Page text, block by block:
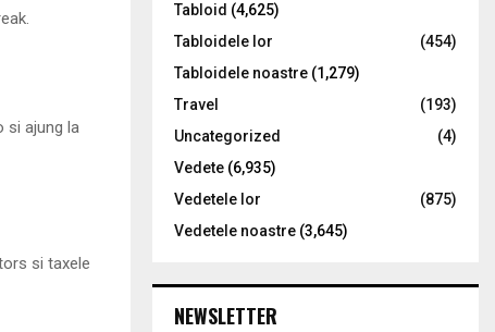
si ajung la
si taxele
Tabloid (4,625)
Tabloidele lor
(454)
Tabloidele noastre (1,279)
Travel
(193)
Uncategorized
(4)
Vedete (6,935)
Vedetele lor
(875)
Vedetele noastre (3,645)
NEWSLETTER